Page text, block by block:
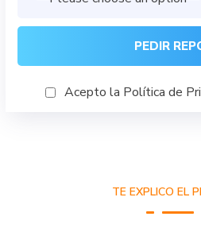
Acepto la Política de
TE EXPLICO EL